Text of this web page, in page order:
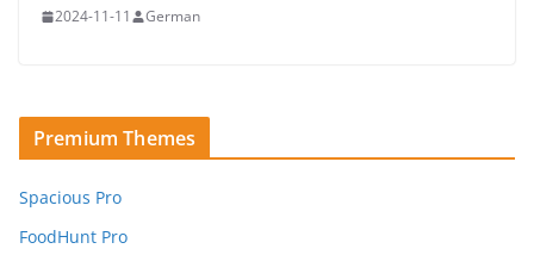
2024-11-11 German
Premium Themes
Spacious Pro
FoodHunt Pro